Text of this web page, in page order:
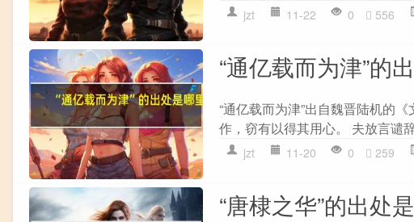
jzt 11-22 0 556
“通亿载而为津”的
“通亿载而为津”出自魏晋陆机的
作，窃有以得其用心。 夫放言谴
jzt 11-20 0 259
“唐棣之华”的出处